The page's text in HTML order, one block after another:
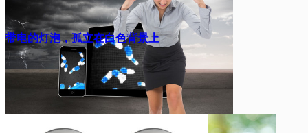
效果
带电的灯泡，孤立在白色背景上